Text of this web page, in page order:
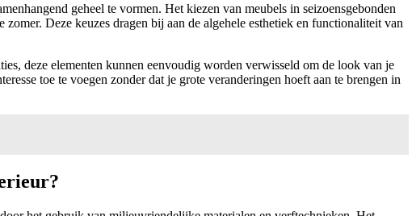
geheel te vormen. Het kiezen van meubels in seizoensgebonden
Deze keuzes dragen bij aan de algehele esthetiek en functionaliteit van
deze elementen kunnen eenvoudig worden verwisseld om de look van je
toe te voegen zonder dat je grote veranderingen hoeft aan te brengen in